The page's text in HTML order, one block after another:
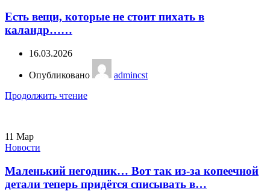
Есть вещи, которые не стоит пихать в
каландр……
16.03.2026
Опубликовано
admincst
Продолжить чтение
11 Мар
Новости
Маленький негодник… Вот так из-за копеечной
детали теперь придётся списывать в…